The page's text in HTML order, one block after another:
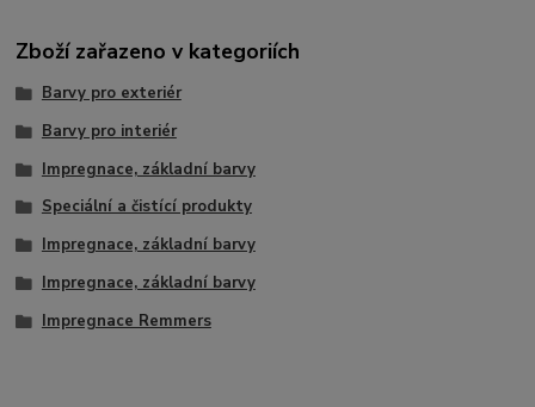
Zboží zařazeno v kategoriích
Barvy pro exteriér
Barvy pro interiér
Impregnace, základní barvy
Speciální a čistící produkty
Impregnace, základní barvy
Impregnace, základní barvy
Impregnace Remmers